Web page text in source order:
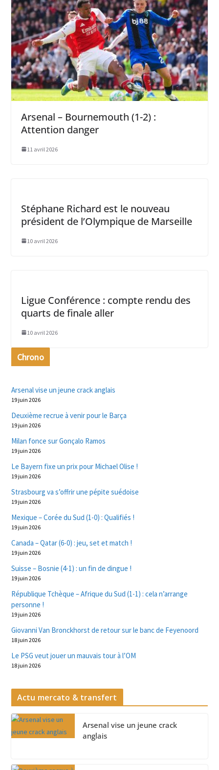
Arsenal – Bournemouth (1-2) :
Attention danger
11 avril 2026
Stéphane Richard est le nouveau
président de l’Olympique de Marseille
10 avril 2026
Ligue Conférence : compte rendu des
quarts de finale aller
10 avril 2026
Chrono
Arsenal vise un jeune crack anglais
19 juin 2026
Deuxième recrue à venir pour le Barça
19 juin 2026
Milan fonce sur Gonçalo Ramos
19 juin 2026
Le Bayern fixe un prix pour Michael Olise !
19 juin 2026
Strasbourg va s’offrir une pépite suédoise
19 juin 2026
Mexique – Corée du Sud (1-0) : Qualifiés !
19 juin 2026
Canada – Qatar (6-0) : jeu, set et match !
19 juin 2026
Suisse – Bosnie (4-1) : un fin de dingue !
19 juin 2026
République Tchèque – Afrique du Sud (1-1) : cela n’arrange
personne !
19 juin 2026
Giovanni Van Bronckhorst de retour sur le banc de Feyenoord
18 juin 2026
Le PSG veut jouer un mauvais tour à l’OM
18 juin 2026
Actu mercato & transfert
Arsenal vise un jeune crack
anglais